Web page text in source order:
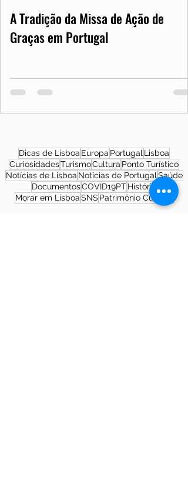
A Tradição da Missa de Ação de
Graças em Portugal
Dicas de Lisboa Europa Portugal Lisboa
CuriosidadesTurismoCultura Ponto Turístico
Notícias de Lisboa Notícias de PortugalSaúde
DocumentosCOVID19PTHistória
Morar em LisboaSNS Patrimônio Cultural